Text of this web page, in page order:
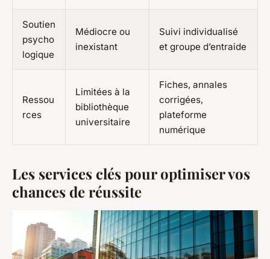
Soutien
psycho
logique
Médiocre ou
inexistant
Suivi individualisé
et groupe d’entraide
Ressou
rces
Limitées à la
bibliothèque
universitaire
Fiches, annales
corrigées,
plateforme
numérique
Les services clés pour optimiser vos
chances de réussite